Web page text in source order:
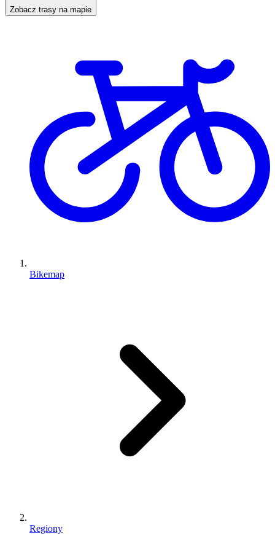
Zobacz trasy na mapie
Bikemap
Regiony